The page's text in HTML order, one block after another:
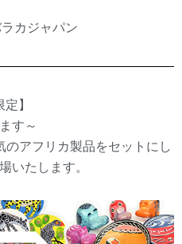
カジャパン
】
す～
アフリカ製品をセットにし
いたします。